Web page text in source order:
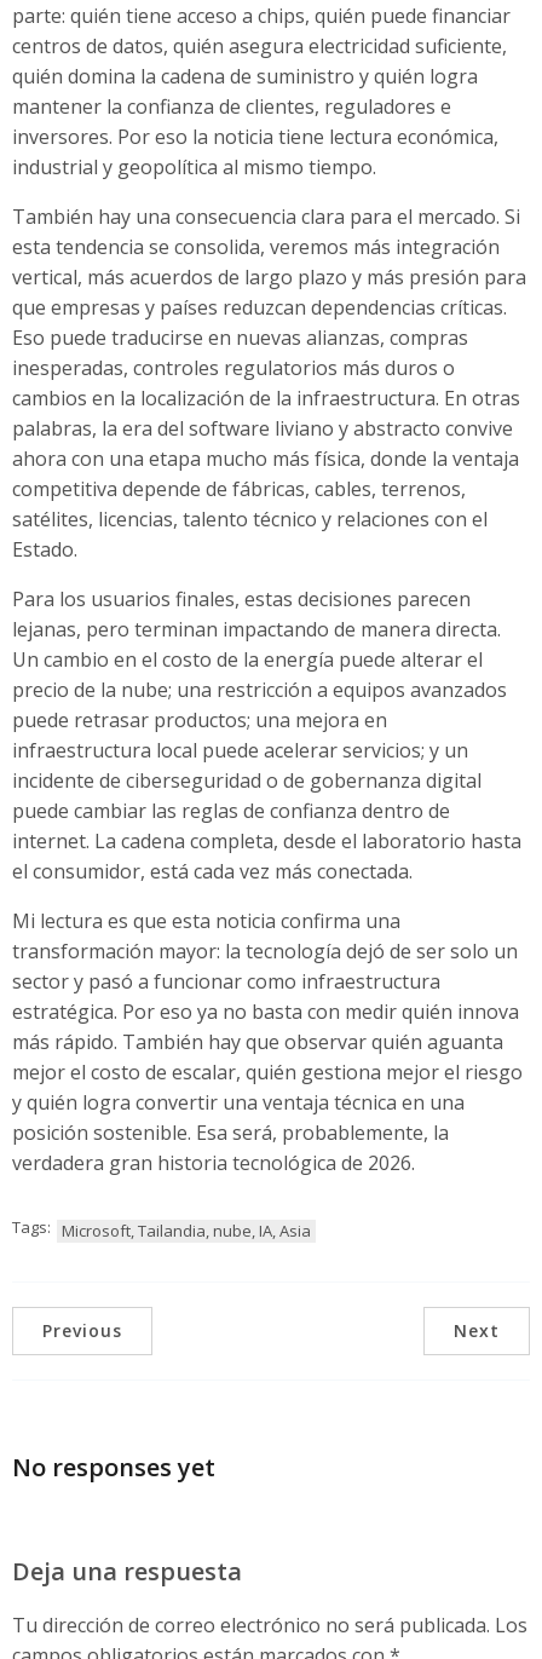
parte: quién tiene acceso a chips, quién puede financiar
centros de datos, quién asegura electricidad suficiente,
quién domina la cadena de suministro y quién logra
mantener la confianza de clientes, reguladores e
inversores. Por eso la noticia tiene lectura económica,
industrial y geopolítica al mismo tiempo.
También hay una consecuencia clara para el mercado. Si
esta tendencia se consolida, veremos más integración
vertical, más acuerdos de largo plazo y más presión para
que empresas y países reduzcan dependencias críticas.
Eso puede traducirse en nuevas alianzas, compras
inesperadas, controles regulatorios más duros o
cambios en la localización de la infraestructura. En otras
palabras, la era del software liviano y abstracto convive
ahora con una etapa mucho más física, donde la ventaja
competitiva depende de fábricas, cables, terrenos,
satélites, licencias, talento técnico y relaciones con el
Estado.
Para los usuarios finales, estas decisiones parecen
lejanas, pero terminan impactando de manera directa.
Un cambio en el costo de la energía puede alterar el
precio de la nube; una restricción a equipos avanzados
puede retrasar productos; una mejora en
infraestructura local puede acelerar servicios; y un
incidente de ciberseguridad o de gobernanza digital
puede cambiar las reglas de confianza dentro de
internet. La cadena completa, desde el laboratorio hasta
el consumidor, está cada vez más conectada.
Mi lectura es que esta noticia confirma una
transformación mayor: la tecnología dejó de ser solo un
sector y pasó a funcionar como infraestructura
estratégica. Por eso ya no basta con medir quién innova
más rápido. También hay que observar quién aguanta
mejor el costo de escalar, quién gestiona mejor el riesgo
y quién logra convertir una ventaja técnica en una
posición sostenible. Esa será, probablemente, la
verdadera gran historia tecnológica de 2026.
Tags: Microsoft, Tailandia, nube, IA, Asia
Previous Next
No responses yet
Deja una respuesta
Tu dirección de correo electrónico no será publicada. Los